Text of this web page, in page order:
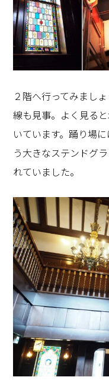
２階へ行ってみまし
線も見事。よく見る
いています。踊り場
う大きなステンドグ
れていました。